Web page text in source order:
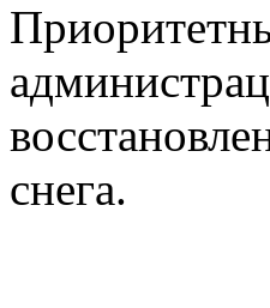
снега.